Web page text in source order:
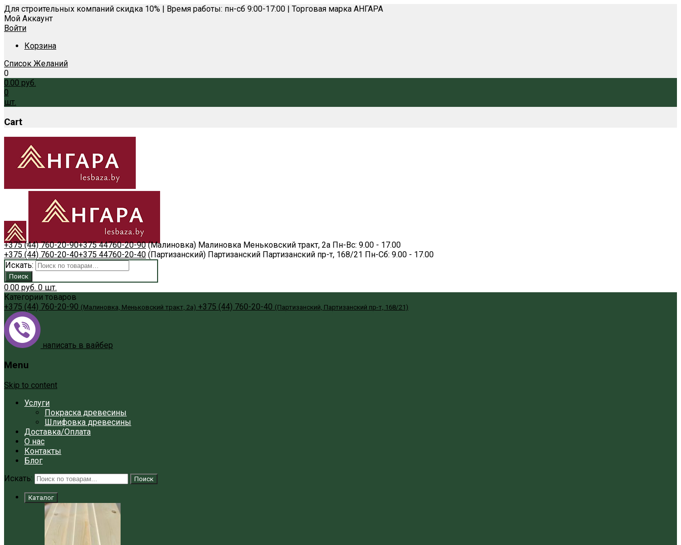
Для строительных компаний скидка 10% | Время работы: пн-сб 9:00-17:00 | Торговая марка АНГАРА
Мой Аккаунт
Войти
Корзина
Список Желаний
0
0.00 руб.
0
шт.
Cart
+375 (44) 760-20-90+375 44760-20-90 (Малиновка) Малиновка Меньковский тракт, 2а Пн-Вс: 9.00 - 17.00
+375 (44) 760-20-40+375 44760-20-40 (Партизанский) Партизанский Партизанский пр-т, 168/21 Пн-Сб: 9.00 - 17.00
Искать:
Поиск
0.00 руб. 0 шт.
Категории товаров
+375 (44) 760-20-90 (Малиновка, Меньковский тракт, 2а) +375 (44) 760-20-40 (Партизанский, Партизанский пр-т, 168/21)
написать в вайбер
Menu
Skip to content
Услуги
Покраска древесины
Шлифовка древесины
Доставка/Оплата
О нас
Контакты
Блог
Искать:
Поиск
Каталог